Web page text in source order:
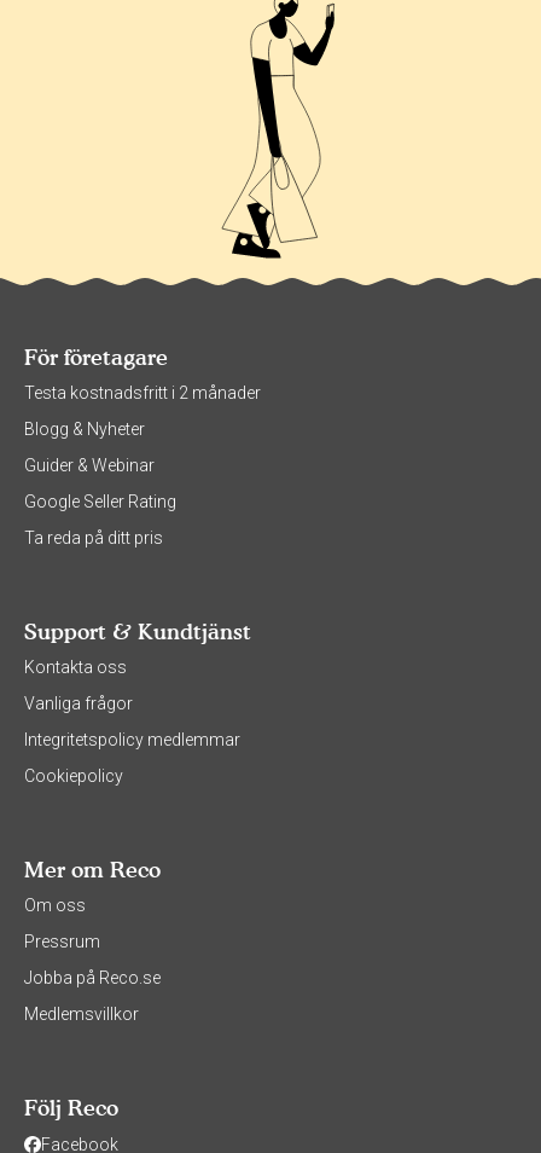
För företagare
Testa kostnadsfritt i 2 månader
Blogg & Nyheter
Guider & Webinar
Google Seller Rating
Ta reda på ditt pris
Support & Kundtjänst
Kontakta oss
Vanliga frågor
Integritetspolicy medlemmar
Cookiepolicy
Mer om Reco
Om oss
Pressrum
Jobba på Reco.se
Medlemsvillkor
Följ Reco
Facebook